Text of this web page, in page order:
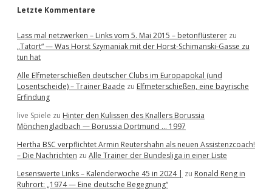
Letzte Kommentare
Lass mal netzwerken – Links vom 5. Mai 2015 – betonflüsterer zu
„Tatort“ — Was Horst Szymaniak mit der Horst-Schimanski-Gasse zu
tun hat
Alle Elfmeterschießen deutscher Clubs im Europapokal (und
Losentscheide) – Trainer Baade zu Elfmeterschießen, eine bayrische
Erfindung
live Spiele zu Hinter den Kulissen des Knallers Borussia
Mönchengladbach — Borussia Dortmund … 1997
Hertha BSC verpflichtet Armin Reutershahn als neuen Assistenzcoach!
– Die Nachrichten zu Alle Trainer der Bundesliga in einer Liste
Lesenswerte Links – Kalenderwoche 45 in 2024 | zu Ronald Reng in
Ruhrort: „1974 — Eine deutsche Begegnung“